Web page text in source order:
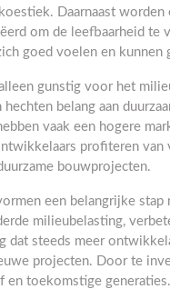
Daarnaast worden
om de leefbaarheid
goed voelen en
gunstig voor het
belang aan
vaak een hogere
profiteren
bouwprojecten.
een belangrijke stap
milieubelasting,
dat steeds meer
projecten. Door te
en toekomstige generaties.